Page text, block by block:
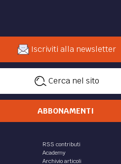
Iscriviti alla newsletter
Cerca nel sito
ABBONAMENTI
RSS contributi
Academy
Archivio articoli